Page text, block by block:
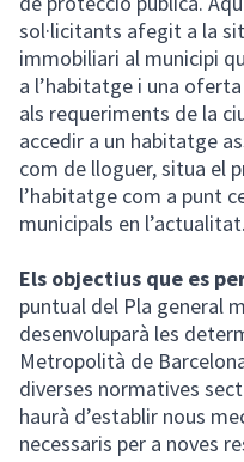
sol·licitants afegit a la
immobiliari al municipi
a l’habitatge i una
als requeriments de la
accedir a un habitatge
com de lloguer, situa el
l’habitatge com a punt
municipals en l’actualitat.
Els objectius que es
puntual del Pla general
desenvoluparà les
Metropolità de
diverses normatives
haurà d’establir nous
necessaris per a noves